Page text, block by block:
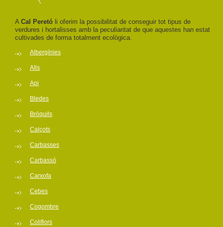
A Cal Peretó li oferim la possibilitat de conseguir tot tipus de
verdures i hortalisses amb la peculiaritat de que aquestes han estat
cultivades de forma totalment ecològica.
Albergínies
Alls
Api
Bledes
Bròquils
Calçots
Carbasses
Carbassó
Carxofa
Cebes
Cogombre
Coliflors